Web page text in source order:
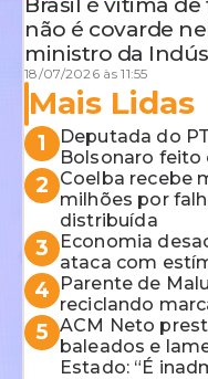
não é covarde
ministro da
18/07/2026 às 11:55
Mais Lidas
1
Deputada do
Bolsonaro feito
2
Coelba recebe
milhões por
distribuída
3
Economia
ataca com
4
Parente de
reciclando
5 ACM Neto
baleados e
Estado: “É